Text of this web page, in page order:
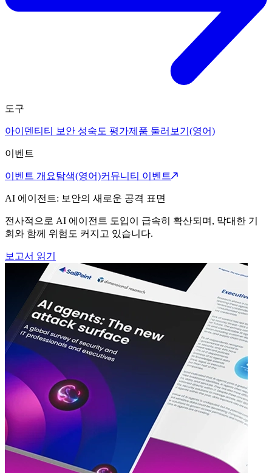
도구
아이덴티티 보안 성숙도 평가제품 둘러보기(영어)
이벤트
이벤트 개요탐색(영어)커뮤니티 이벤트
AI 에이전트: 보안의 새로운 공격 표면
전사적으로 AI 에이전트 도입이 급속히 확산되며, 막대한 기
회와 함께 위험도 커지고 있습니다.
보고서 읽기